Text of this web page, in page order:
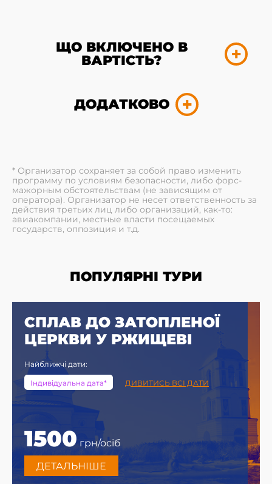
ЩО ВКЛЮЧЕНО В
ВАРТІСТЬ?
ДОДАТКОВО
* Организатор сохраняет за собой право изменить
программу по условиям безопасности, либо форс-
мажорным обстоятельствам (не зависящим от
оператора). Организатор не несет ответственность за
действия третьих лиц либо организаций, как-то:
авиакомпании, местные власти посещаемых
государств, оппозиция и т.д.
ПОПУЛЯРНІ ТУРИ
СПЛАВ ДО ЗАТОПЛЕНОЇ
ЦЕРКВИ У РЖИЩЕВІ
Найближчі дати:
Індивідуальна дата* ДИВИТИСЬ ВСІ ДАТИ
1500 грн/осіб
ДЕТАЛЬНІШЕ